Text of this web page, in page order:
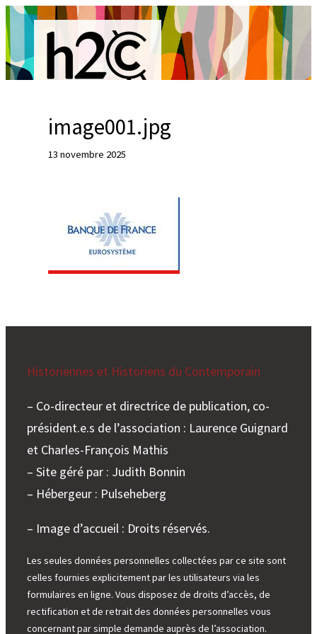
Aller
au
contenu
R
e
e
c
image001.jpg
13 novembre 2025
Historiennes et Historiens du Contemporain
– Co-directeur et directrice de publication, co-
président.e.s de l’association : Laurence Guignard
et Charles-François Mathis
– Site géré par : Judith Bonnin
– Hébergeur : Pulseheberg
– Image d’accueil : Droits réservés.
Les seules données personnelles collectées par ce site sont
celles fournies explicitement par les utilisateurs via les
formulaires en ligne. Vous disposez de droits d’accès, de
rectification et de retrait des données personnelles vous
concernant par simple demande auprès de l’association.